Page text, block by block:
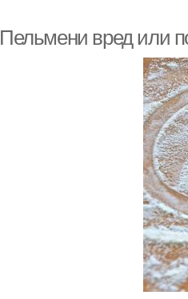
Пельмени вред или